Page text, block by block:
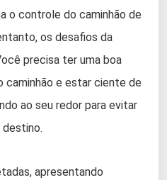
o controle do caminhão de
os desafios da
precisa ter uma boa
caminhão e estar ciente de
ao seu redor para evitar
apresentando